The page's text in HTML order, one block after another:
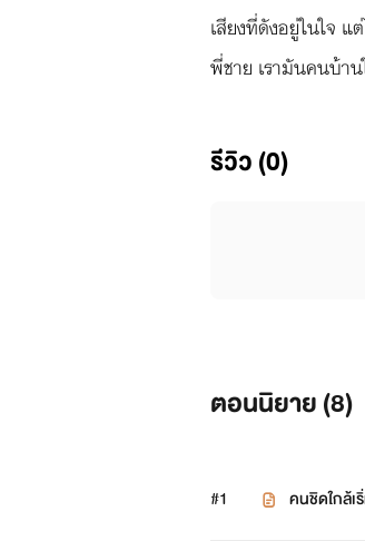
เสียงที่ดังอยู่ในใจ
พี่ชาย เรามันคนบ้า
รีวิว (0)
ตอนนิยาย (8)
#1 คนชิดใกล้